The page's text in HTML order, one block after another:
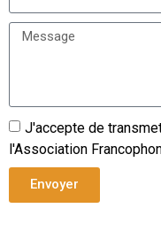
J'accepte de
l'Association
Envoyer